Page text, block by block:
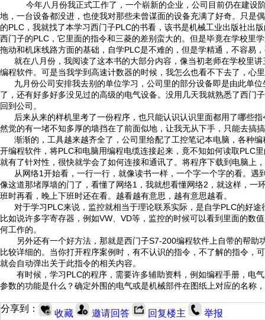
今年八月份我正式工作了，一个崭新的企业，公司目前仍在建设
地，一台设备都没进，也使我对那些未曾谋面的设备充满了好奇。只是
的PLC ，我就找了本学习西门子PLC的书看，该书是机械工业出版社出
西门子的PLC ，它里面的指令和三菱的差别蛮大的。但是毕竟在学校里
拖动和机床线路方面的基础，自学PLC是不难的，但是学精通，不容易
就在八月份，我阅读了这本书的大部分内容，像当初老师在学校里讲
编程软件。可是当我学到高速计数器的时候，我怎么也看不下去了，心
九月份公司安排我去别的单位学习，公司里的部分设备即是由此单
了，还有好多好多没见过的高级的电气设备。没用几天我就熟悉了西门子
回到公司。
后来从来的样机里考了一份程序，也只能认识认识里面都用了哪些
然觉的有一堵不知多厚的墙挡在了前面似地，让我无从下手，只能去搞
渐渐的，工具越来越齐全了，公司里给配了工控笔记本电脑，各种
开编程软件，将PLC和电脑用编程电缆连接起来，竟不知如何读取 PLC
就有了针对性，很快就学会了如何连接和通讯了。将程序下载到电脑上
从网络1 开始看，一行一行，就像读书一样，一个字一个字的看。
像这道那堵厚墙的门了，看懂了网络1 ，我就想看懂网络2 ，就这样，一
班时再看，晚上下班时还在看。越看越有意思，越有意思越看。
对于学习 PLC来说，监控就相当于理论联系实际，是自学PLC的好途
比如说许多字寄存器，例如VW、 VD等，监控的时候可以看到里面的数
何工作的。
另外还有一个好方法，那就是西门子S7-200编程软件上自带的帮助
比较详细的。当你打开程序案例时，有不认识的指令，不了解的指令，
就会自动弹出关于此指令的相关内容。
有时候，学习 PLC的程序，需要许多辅助资料，例如编程手册，电
参数的功能是什么？确定外围的电气或是机械部件在图纸上对应的名称
分享到： 收藏 邀请回答 回复楼主 举报